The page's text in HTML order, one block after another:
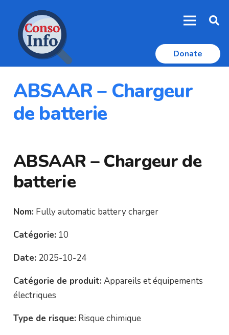
Donate
ABSAAR – Chargeur
de batterie
ABSAAR – Chargeur de
batterie
Nom: Fully automatic battery charger
Catégorie: 10
Date: 2025-10-24
Catégorie de produit: Appareils et équipements
électriques
Type de risque: Risque chimique